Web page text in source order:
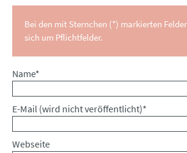
Bei den mit Sternchen (*) markierten
sich um Pflichtfelder.
Pflichtfeld
Name*
Pflichtfeld
E-Mail (wird nicht veröffentlicht)*
Webseite